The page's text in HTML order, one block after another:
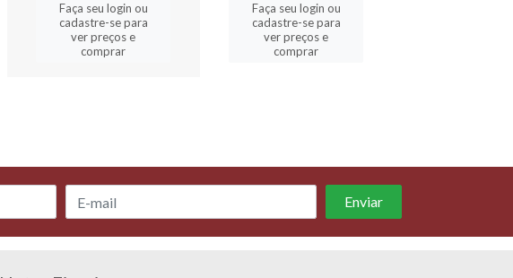
Faça seu login ou
cadastre-se para
ver preços e
comprar
Faça seu login ou
cadastre-se para
ver preços e
comprar